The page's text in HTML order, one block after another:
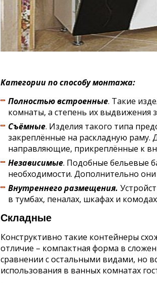
Категории по способу монтажа:
Полностью встроенные. Такие
комнаты, а степень их выдвижения
Съёмные. Изделия такого типа
закреплённые на раскладную раму.
направляющие, прикреплённые к
Независимые. Подобные бельевые
необходимости. Дополнительно
Внутреннего размещения.
в тумбах, пеналах, шкафах и
Складные
Конструктивно такие контейнеры
отличие – компактная форма в
сравнении с остальными видами, но
использования в ванных комнатах